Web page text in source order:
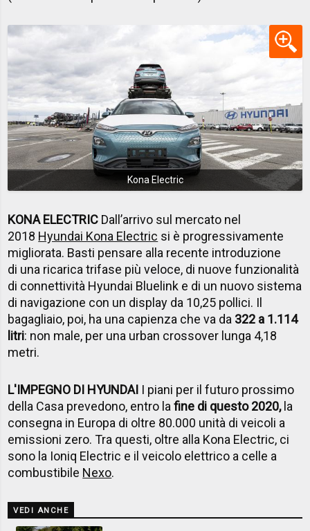
Kona Electric
KONA ELECTRIC Dall’arrivo sul mercato nel
2018 Hyundai Kona Electric si è progressivamente
migliorata. Basti pensare alla recente introduzione
di una ricarica trifase più veloce, di nuove funzionalità
di connettività Hyundai Bluelink e di un nuovo sistema
di navigazione con un display da 10,25 pollici. Il
bagagliaio, poi, ha una capienza che va da 322 a 1.114
litri: non male, per una urban crossover lunga 4,18
metri.
L'IMPEGNO DI HYUNDAI I piani per il futuro prossimo
della Casa prevedono, entro lafine di questo 2020,la
consegna in Europa di oltre 80.000 unità di veicoli a
emissioni zero. Tra questi, oltre alla Kona Electric, ci
sono la Ioniq Electric e il veicolo elettrico a celle a
combustibile Nexo.
VEDI ANCHE